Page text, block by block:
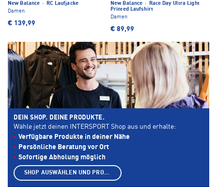
New Balance ·
RC Laufjacke
Damen
€ 139,99
New Balance ·
Race Day Ultra Light
Printed Laufshirt
Damen
€ 89,99
DEIN SHOP. DEINE PRODUKTE.
Wähle jetzt deinen INTERSPORT Shop aus und erhalte:
Verfügbare Produkte in deiner Nähe
Persönliche Beratung vor Ort
Sofortige Abholung möglich
SHOP AUSWÄHLEN UND PRODUKTE ANZEIGEN